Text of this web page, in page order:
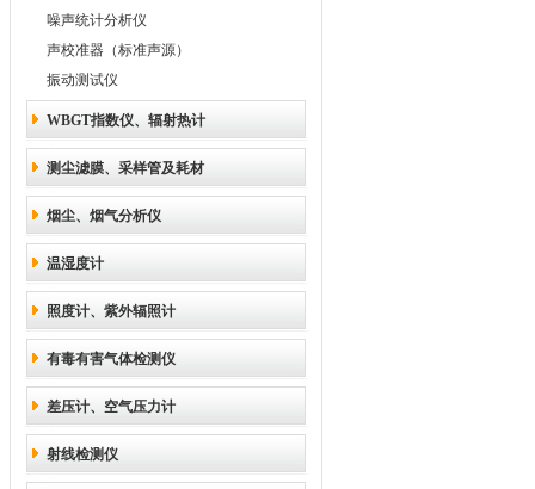
噪声统计分析仪
声校准器（标准声源）
振动测试仪
WBGT指数仪、辐射热计
测尘滤膜、采样管及耗材
烟尘、烟气分析仪
温湿度计
照度计、紫外辐照计
有毒有害气体检测仪
差压计、空气压力计
射线检测仪